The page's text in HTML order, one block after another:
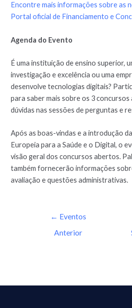
Encontre mais informações sobre as
Portal oficial de Financiamento e
Agenda do Evento
É uma instituição de ensino superior,
investigação e excelência ou uma
desenvolve tecnologias digitais?
para saber mais sobre os 3
dúvidas nas sessões de perguntas e
Após as boas-vindas e a introdução
Europeia para a Saúde e o Digital, o
visão geral dos concursos abertos.
também fornecerão informações
avaliação e questões administrativas.
← Eventos
Anterior